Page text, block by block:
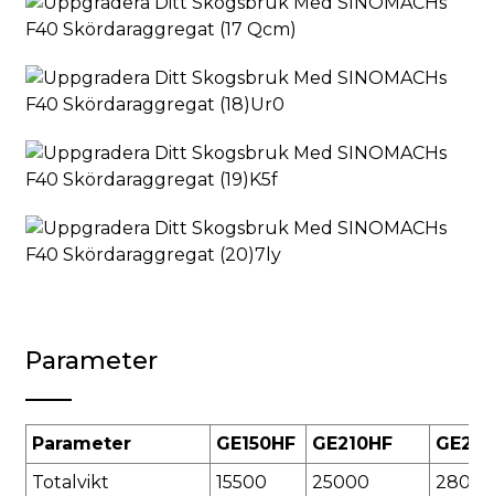
Parameter
Parameter GE150HF GE210HF
Totalvikt
15500 25000 28000